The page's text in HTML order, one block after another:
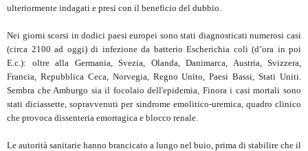
ulteriormente indagati e presi con il beneficio del dubbio.
Nei giorni scorsi in dodici paesi europei sono stati diagnosticati numerosi casi
(circa 2100 ad oggi) di infezione da batterio Escherichia coli (d’ora in poi
E.c.): oltre alla Germania, Svezia, Olanda, Danimarca, Austria, Svizzera,
Francia, Repubblica Ceca, Norvegia, Regno Unito, Paesi Bassi, Stati Uniti.
Sembra che Amburgo sia il focolaio dell'epidemia, Finora i casi mortali sono
stati diciassette, sopravvenuti per sindrome emolitico-uremica, quadro clinico
che provoca dissenteria emorragica e blocco renale.
Le autorità sanitarie hanno brancicato a lungo nel buio, prima di stabilire che il